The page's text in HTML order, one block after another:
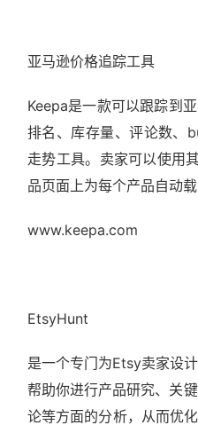
亚马逊价格追踪工具
Keepa是一款可以跟踪到
排名、库存量、评论数、
走势工具。卖家可以使用
品页面上为每个产品自动
www.keepa.com
EtsyHunt
是一个专门为Etsy卖家设
帮助你进行产品研究、关
论等方面的分析，从而优